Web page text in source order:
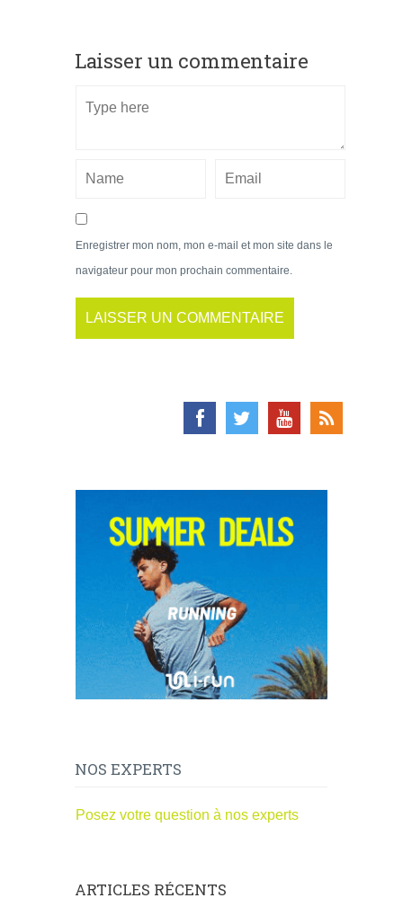
Laisser un commentaire
Enregistrer mon nom, mon e-mail et mon site dans le
navigateur pour mon prochain commentaire.
NOS EXPERTS
Posez votre question à nos experts
ARTICLES RÉCENTS